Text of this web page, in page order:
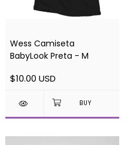
Wess Camiseta
BabyLook Preta - M
$10.00 USD